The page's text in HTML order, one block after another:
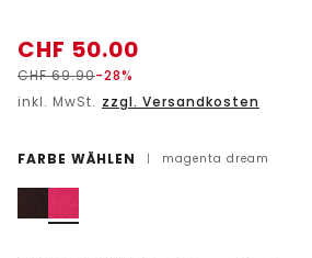
CHF 50.00
CHF69.90-28%
inkl. MwSt. zzgl. Versandkosten
FARBE WÄHLEN | magenta dream